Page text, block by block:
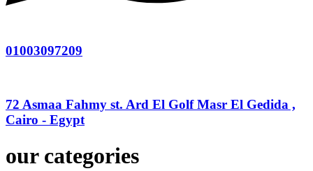
01003097209
72 Asmaa Fahmy st. Ard El Golf Masr El Gedida ,
Cairo - Egypt
our categories